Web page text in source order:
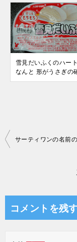
雪見だいふくのハー
なんと 形がうさぎの
投
ー
コメントを残